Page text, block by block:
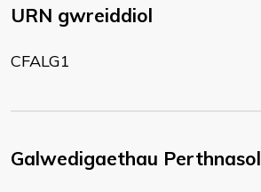
URN gwreiddiol
CFALG1
Galwedigaethau Perthnasol